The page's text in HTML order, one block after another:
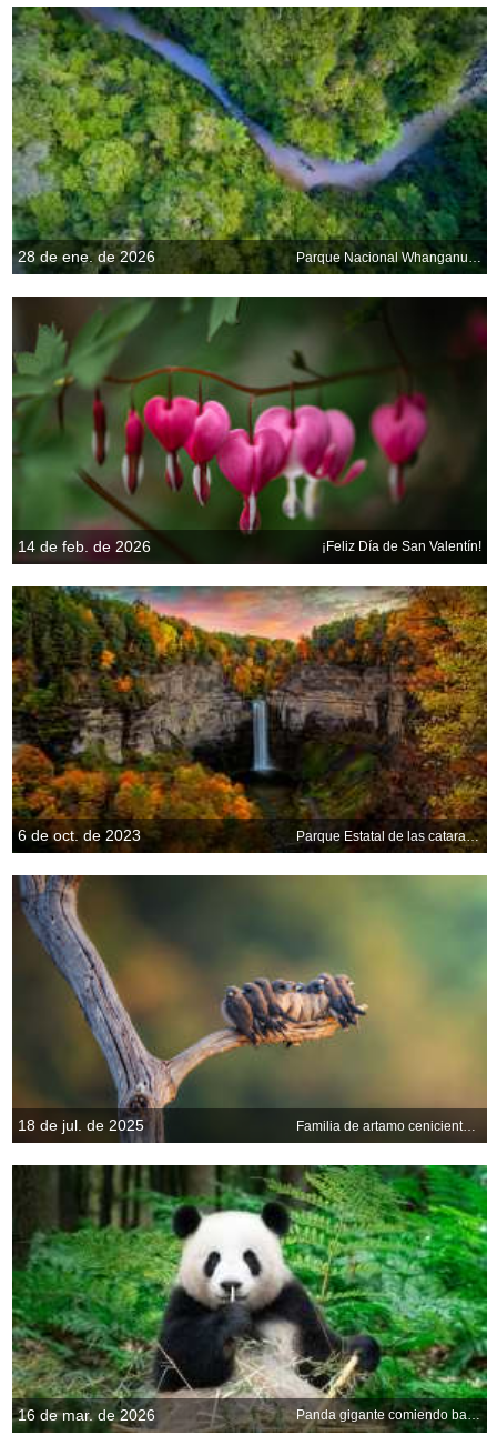
28 de ene. de 2026
14 de feb. de 2026 ¡Feliz Día de San Valentín!
6 de oct. de 2023 Parque Estatal de las cataratas de Taughannock, Nueva York, EE.UU.
18 de jul. de 2025 Familia de artamo ceniciento posadas en una rama
16 de mar. de 2026 Panda gigante comiendo bambú, China